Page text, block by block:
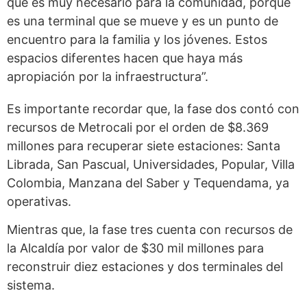
es una terminal que se mueve y es un punto de
encuentro para la familia y los jóvenes. Estos
espacios diferentes hacen que haya más
apropiación por la infraestructura”.
Es importante recordar que, la fase dos contó con
recursos de Metrocali por el orden de $8.369
millones para recuperar siete estaciones: Santa
Librada, San Pascual, Universidades, Popular, Villa
Colombia, Manzana del Saber y Tequendama, ya
operativas.
Mientras que, la fase tres cuenta con recursos de
la Alcaldía por valor de $30 mil millones para
reconstruir diez estaciones y dos terminales del
sistema.